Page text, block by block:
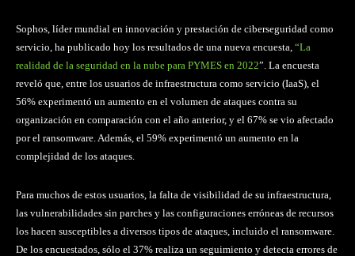
Sophos, líder mundial en innovación y prestación de ciberseguridad como
servicio, ha publicado hoy los resultados de una nueva encuesta, “La
realidad de la seguridad en la nube para PYMES en 2022”. La encuesta
reveló que, entre los usuarios de infraestructura como servicio (IaaS), el
56% experimentó un aumento en el volumen de ataques contra su
organización en comparación con el año anterior, y el 67% se vio afectado
por el ransomware. Además, el 59% experimentó un aumento en la
complejidad de los ataques.
Para muchos de estos usuarios, la falta de visibilidad de su infraestructura,
las vulnerabilidades sin parches y las configuraciones erróneas de recursos
los hacen susceptibles a diversos tipos de ataques, incluido el ransomware.
De los encuestados, sólo el 37% realiza un seguimiento y detecta errores de